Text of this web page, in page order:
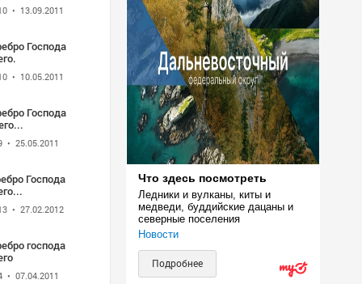
• 13.09.2011
Господа
• 10.05.2011
Господа
• 25.05.2011
Господа
• 27.02.2012
господа
• 07.04.2011
Что здесь посмотреть
Ледники и вулканы, киты и
медведи, буддийские дацаны и
северные поселения
Новости
Подробнее